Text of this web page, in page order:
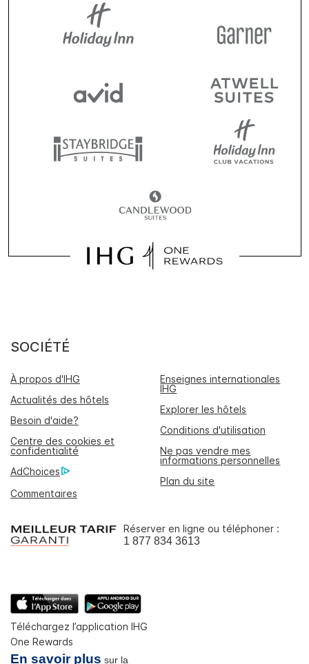
SOCIÉTÉ
À propos d'IHG
Enseignes internationales
IHG
Actualités des hôtels
Explorer les hôtels
Besoin d'aide?
Conditions d'utilisation
Centre des cookies et
confidentialité
Ne pas vendre mes
informations personnelles
AdChoices
Plan du site
Commentaires
Réserver en ligne ou téléphoner :
1 877 834 3613
Téléchargez l’application IHG
One Rewards
En savoir plus sur la